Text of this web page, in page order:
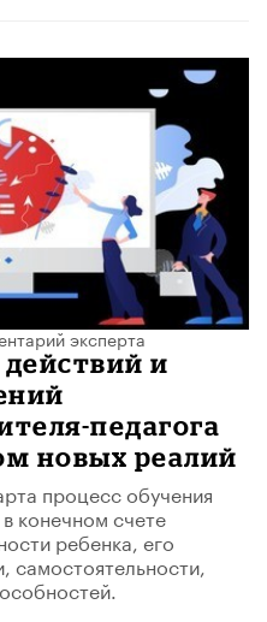
эксперта
и
педагога
новых реалий
процесс обучения
конечном счете
ребенка, его
самостоятельности,